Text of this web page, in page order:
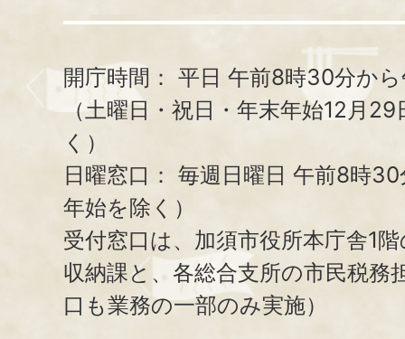
開庁時間： 平日 午前8時30分か
（土曜日・祝日・年末年始12月
く）
日曜窓口： 毎週日曜日 午前8時
年始を除く）
受付窓口は、加須市役所本庁舎1
収納課と、 各総合支所の市民税務
口も業務の一部のみ実施）